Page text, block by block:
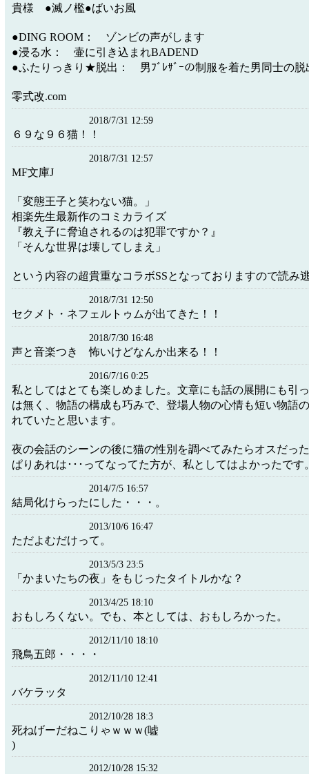
貴様 ●滅ノ檻●ばいお風
●DING ROOM： ゾンビの声がします
●浸る水： 壷に引き込まれBADEND
●ふたりっきり★脱出： 男ﾌﾞﾚｻﾞｰの制服を着た男同士の脱
零式改.com
2018/7/31 12:59
６９な９６猫！！
2018/7/31 12:57
MF文庫J
「変態王子と笑わない猫。」
相楽先生最新作のコミカライズ
『教え子に脅迫されるのは犯罪ですか？』
「そんな世界は壊してしまえ」
という内容の超貴重なコラボSSとなっておりますので読み
2018/7/31 12:50
セクメト・ネフェルトゥムが出てきた！！
2018/7/30 16:48
声と音楽つき 怖いけどなんか出来る！！
2016/7/16 0:25
私としてはとても楽しめました。文章にも話の展開にも引
は無く、物語の構成も巧みで、登場人物の心情も短い物語
れていたと思います。
夜の会話のシーンの後に猫の性別を調べてみたらオスだっ
ぱりあれは･･･ってなってた方が、私としてはよかったです
2014/7/5 16:57
結局化けらったにした・・・。
2013/10/6 16:47
ただよむだけって。
2013/5/3 23:5
「かまいたちの夜」をもじったタイトルかな？
2013/4/25 18:10
おもしろくない。でも、本としては、おもしろかった。
2012/11/10 18:10
飛鳥五郎・・・・
2012/11/10 12:41
バケラッタ
2012/10/28 18:3
死ねげーだねこりゃｗｗｗ(嘘
)
2012/10/28 15:32